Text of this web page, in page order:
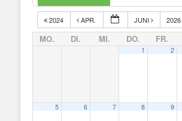
2024 APR. JUNI 2026
MO. DI. MI. DO. FR.
1 2
5 6 7 8 9